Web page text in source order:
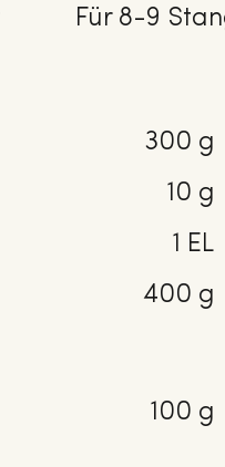
Für 8-9
300 g
10 g
1 EL
400 g
100 g